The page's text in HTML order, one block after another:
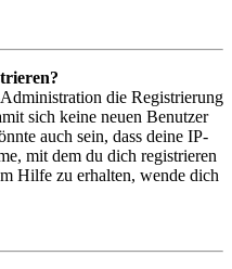
die Registrierung
sich keine neuen Benutzer
auch sein, dass deine IP-
mit dem du dich registrieren
Hilfe zu erhalten, wende dich